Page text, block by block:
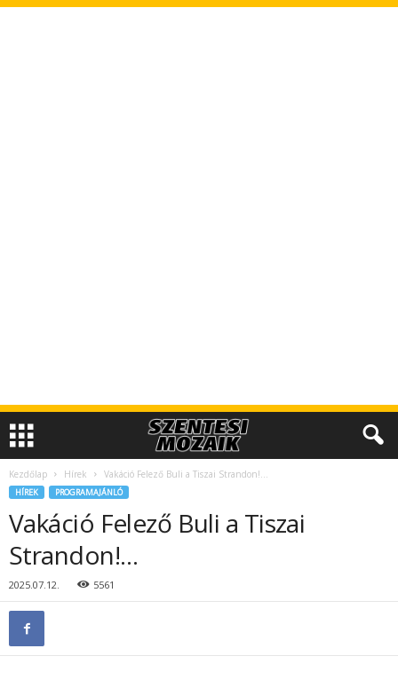
Kezdőlap Hírek Vakáció Felező Buli a Tiszai Strandon!…
HÍREK PROGRAMAJÁNLÓ
Vakáció Felező Buli a Tiszai
Strandon!…
2025.07.12. 5561